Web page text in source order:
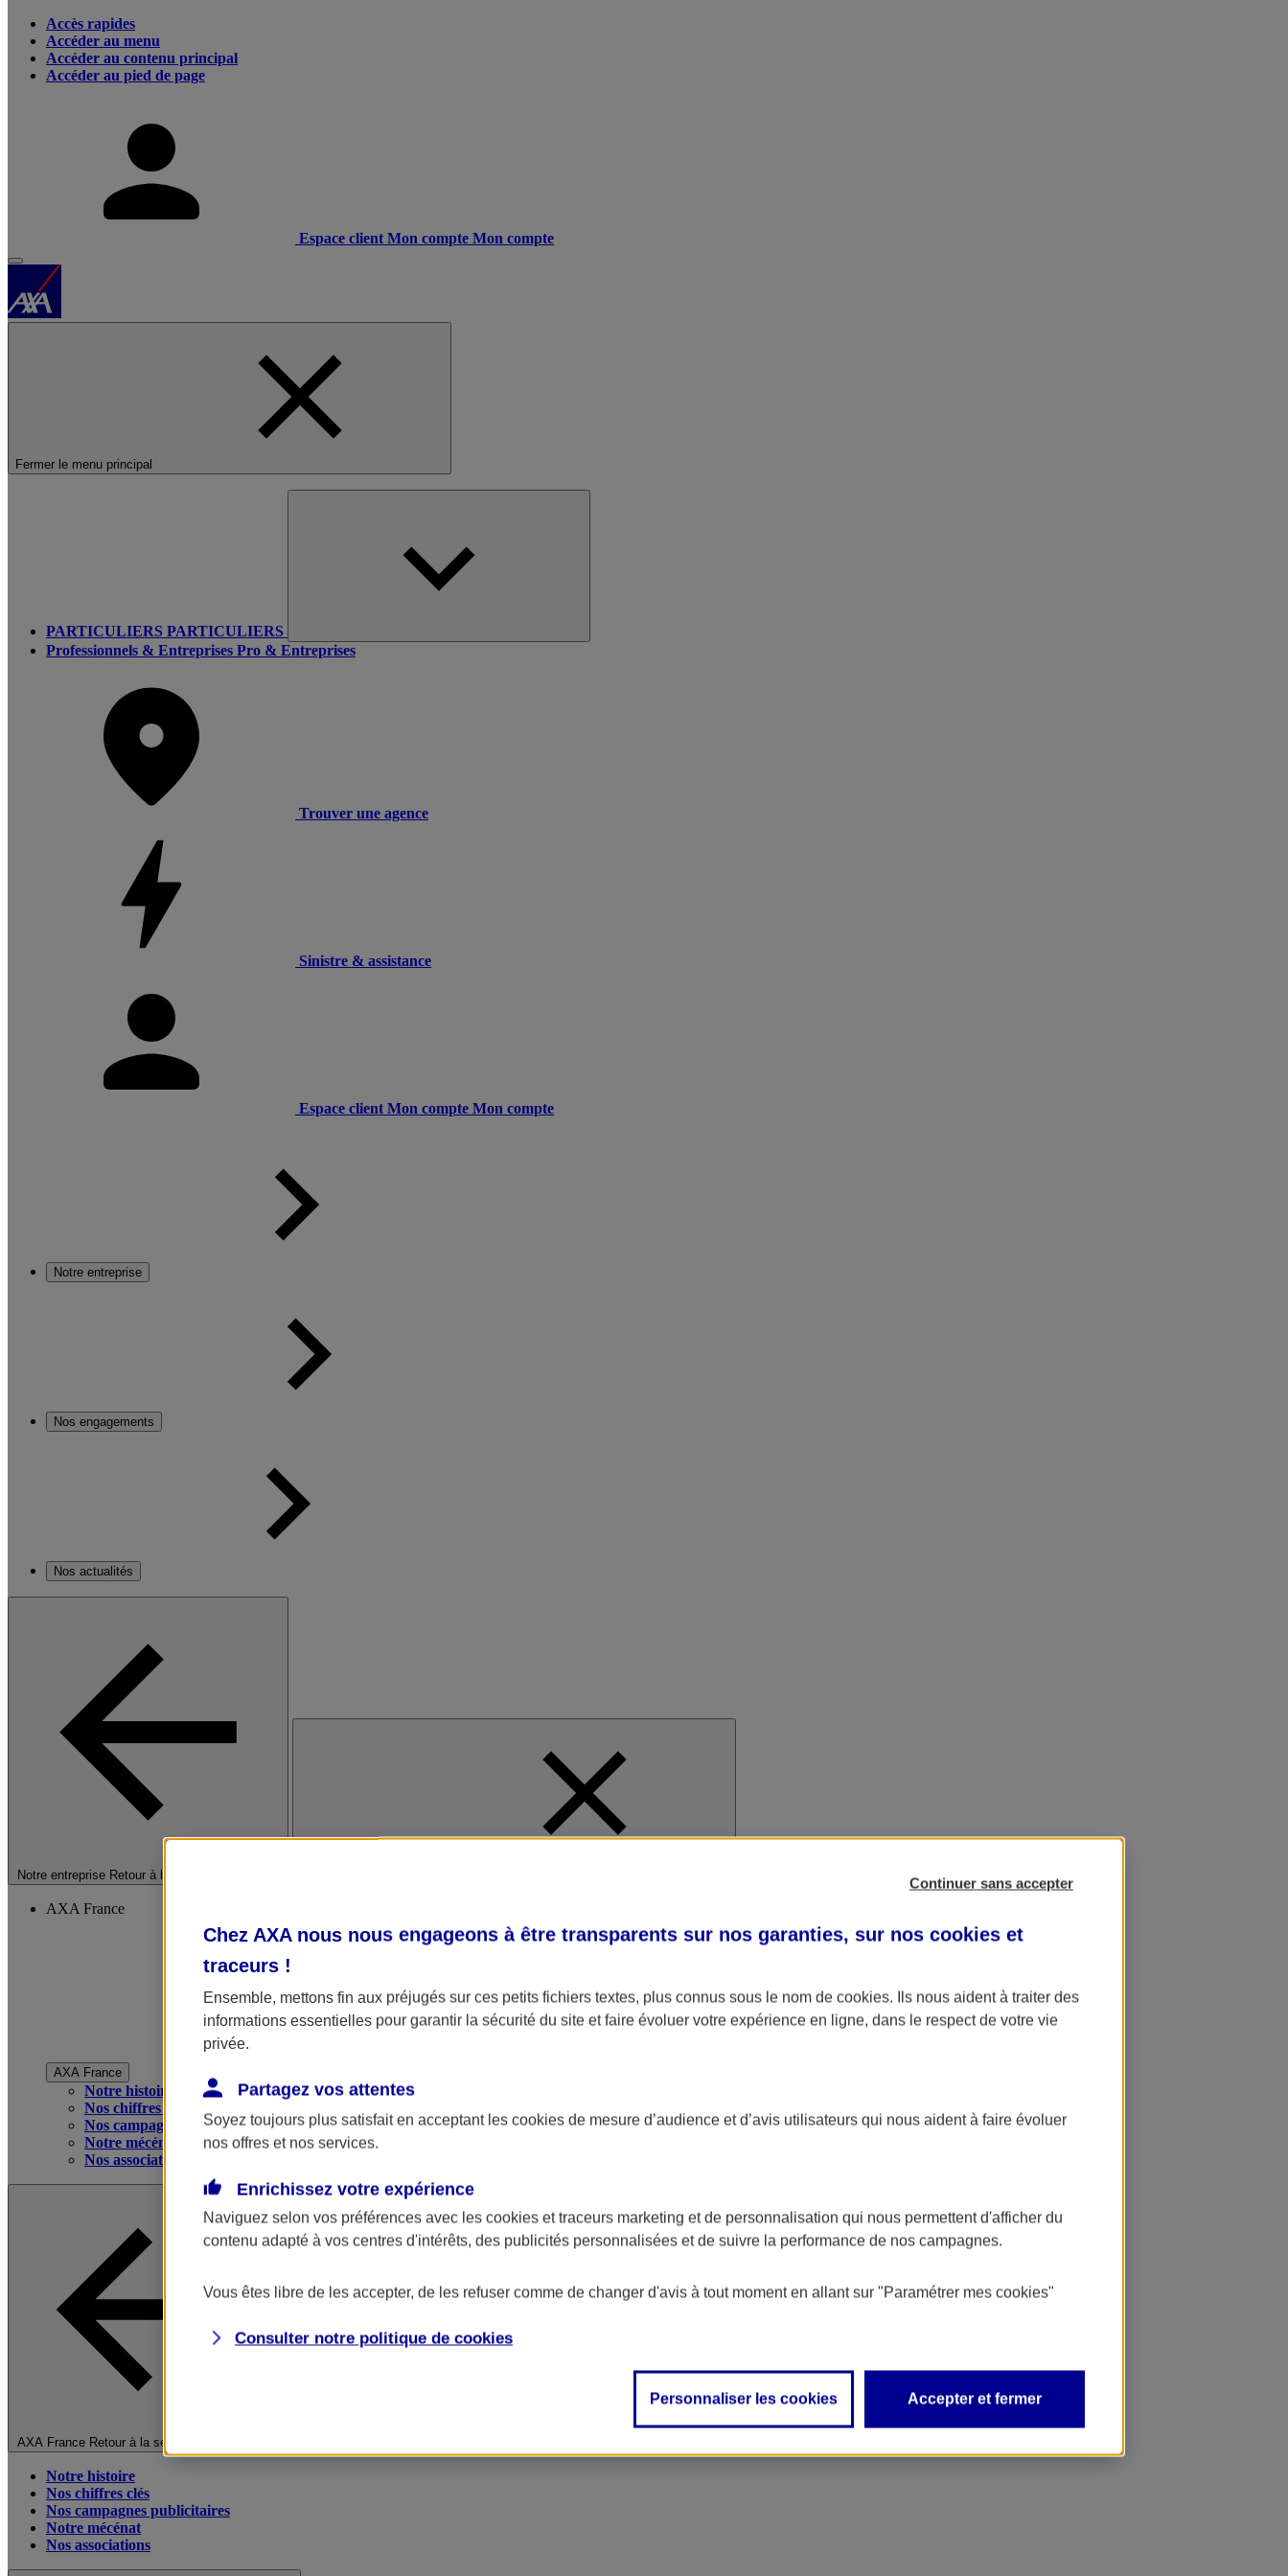
Accès rapides
Accéder au menu
Accéder au contenu principal
Accéder au pied de page
Espace client Mon compte Mon compte
Fermer le menu principal
PARTICULIERS PARTICULIERS
Professionnels & Entreprises Pro & Entreprises
Trouver une agence
Sinistre & assistance
Espace client Mon compte Mon compte
Notre entreprise
Nos engagements
Nos actualités
Notre entreprise Retour à la section précédente
AXA France
AXA France
Notre histoire
Nos chiffres clés
Nos campagnes publicitaires
Notre mécénat
Nos associations
AXA France Retour à la section précédente
Notre histoire
Nos chiffres clés
Nos campagnes publicitaires
Notre mécénat
Nos associations
Continuer sans accepter
Chez AXA nous nous engageons à être transparents sur nos garanties, sur nos cookies et
traceurs !
Ensemble, mettons fin aux préjugés sur ces petits fichiers textes, plus connus sous le nom de cookies. Ils nous aident à traiter des
informations essentielles pour garantir la sécurité du site et faire évoluer votre expérience en ligne, dans le respect de votre vie
privée.
Partagez vos attentes
Soyez toujours plus satisfait en acceptant les cookies de mesure d’audience et d’avis utilisateurs qui nous aident à faire évoluer
nos offres et nos services.
Enrichissez votre expérience
Naviguez selon vos préférences avec les cookies et traceurs marketing et de personnalisation qui nous permettent d'afficher du
contenu adapté à vos centres d'intérêts, des publicités personnalisées et de suivre la performance de nos campagnes.
Vous êtes libre de les accepter, de les refuser comme de changer d'avis à tout moment en allant sur "Paramétrer mes cookies"
Consulter notre politique de cookies
Personnaliser les cookies Accepter et fermer